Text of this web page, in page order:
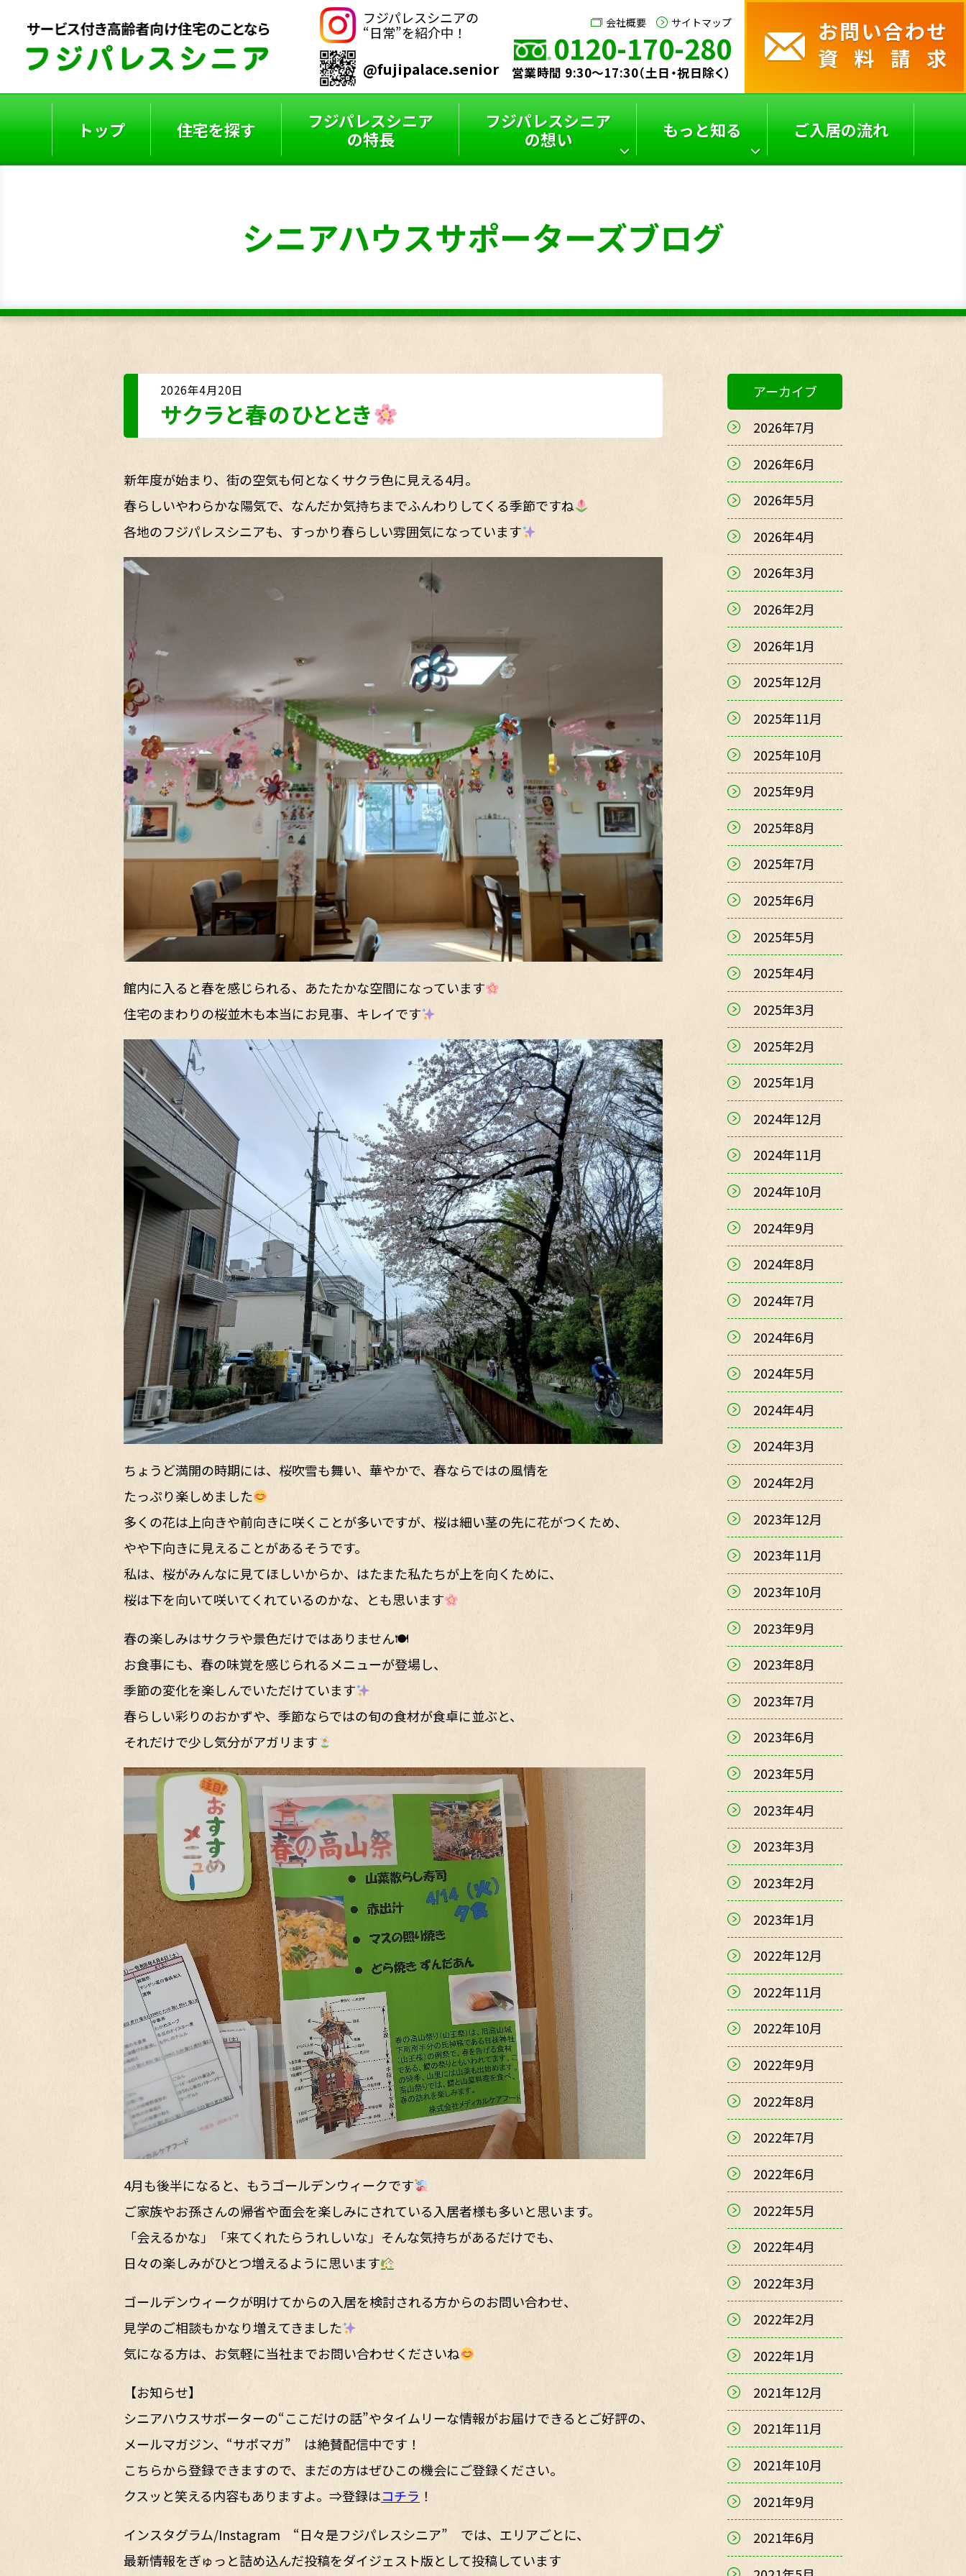
フジパレスシニアの
“日常”を紹介中！
@fujipalace.senior
会社概要 サイトマップ
0120-170-280
営業時間 9:30～17:30（土日・祝日除く）
トップ 住宅を探す
フジパレスシニア
の特長
フジパレスシニア
の想い
サポーターズブログ
特選コラム
もっと知る
スタッフインタビュー
フジパレスシニアと
は？
サービス付き高齢者向
け
住宅の選び方
ご入居の流れ
シニアハウスサポーターズブログ
2026年4月20日
サクラと春のひととき
新年度が始まり、街の空気も何となくサクラ色に見える4月。
春らしいやわらかな陽気で、なんだか気持ちまでふんわりしてくる季節ですね
各地のフジパレスシニアも、すっかり春らしい雰囲気になっています
館内に入ると春を感じられる、あたたかな空間になっています
住宅のまわりの桜並木も本当にお見事、キレイです
ちょうど満開の時期には、桜吹雪も舞い、華やかで、春ならではの風情を
たっぷり楽しめました
多くの花は上向きや前向きに咲くことが多いですが、桜は細い茎の先に花がつくため、
やや下向きに見えることがあるそうです。
私は、桜がみんなに見てほしいからか、はたまた私たちが上を向くために、
桜は下を向いて咲いてくれているのかな、とも思います
春の楽しみはサクラや景色だけではありません🍽️
お食事にも、春の味覚を感じられるメニューが登場し、
季節の変化を楽しんでいただけています
春らしい彩りのおかずや、季節ならではの旬の食材が食卓に並ぶと、
それだけで少し気分がアガリます
4月も後半になると、もうゴールデンウィークです
ご家族やお孫さんの帰省や面会を楽しみにされている入居者様も多いと思います。
「会えるかな」「来てくれたらうれしいな」そんな気持ちがあるだけでも、
日々の楽しみがひとつ増えるように思います
ゴールデンウィークが明けてからの入居を検討される方からのお問い合わせ、
見学のご相談もかなり増えてきました
気になる方は、お気軽に当社までお問い合わせくださいね
【お知らせ】
シニアハウスサポーターの“ここだけの話”やタイムリーな情報がお届けできるとご好評の、
メールマガジン、“サポマガ” は絶賛配信中です！
こちらから登録できますので、まだの方はぜひこの機会にご登録ください。
クスッと笑える内容もありますよ。⇒登録はコチラ ！
インスタグラム/Instagram “日々是フジパレスシニア” では、エリアごとに、
最新情報をぎゅっと詰め込んだ投稿をダイジェスト版として投稿しています
アーカイブ
2026年7月
2026年6月
2026年5月
2026年4月
2026年3月
2026年2月
2026年1月
2025年12月
2025年11月
2025年10月
2025年9月
2025年8月
2025年7月
2025年6月
2025年5月
2025年4月
2025年3月
2025年2月
2025年1月
2024年12月
2024年11月
2024年10月
2024年9月
2024年8月
2024年7月
2024年6月
2024年5月
2024年4月
2024年3月
2024年2月
2023年12月
2023年11月
2023年10月
2023年9月
2023年8月
2023年7月
2023年6月
2023年5月
2023年4月
2023年3月
2023年2月
2023年1月
2022年12月
2022年11月
2022年10月
2022年9月
2022年8月
2022年7月
2022年6月
2022年5月
2022年4月
2022年3月
2022年2月
2022年1月
2021年12月
2021年11月
2021年10月
2021年9月
2021年6月